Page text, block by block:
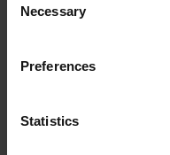
Necessary
Preferences
Statistics
Digia on
Konsultointi-,